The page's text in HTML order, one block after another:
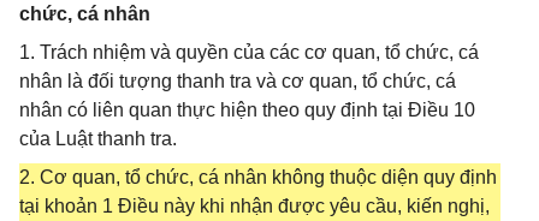
chức, cá nhân
1. Trách nhiệm và quyền của các cơ quan, tổ chức, cá
nhân là đối tượng thanh tra và cơ quan, tổ chức, cá
nhân có liên quan thực hiện theo quy định tại Điều 10
của Luật thanh tra.
2. Cơ quan, tổ chức, cá nhân không thuộc diện quy định
tại khoản 1 Điều này khi nhận được yêu cầu, kiến nghị,